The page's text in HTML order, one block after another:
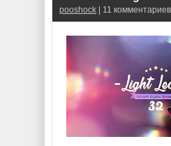
pooshock | 11